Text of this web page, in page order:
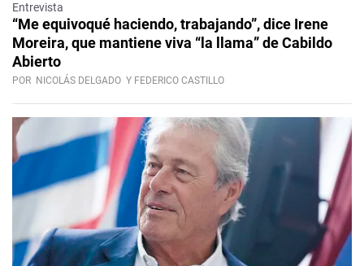
Entrevista
“Me equivoqué haciendo, trabajando”, dice Irene
Moreira, que mantiene viva “la llama” de Cabildo
Abierto
POR NICOLÁS DELGADO Y FEDERICO CASTILLO